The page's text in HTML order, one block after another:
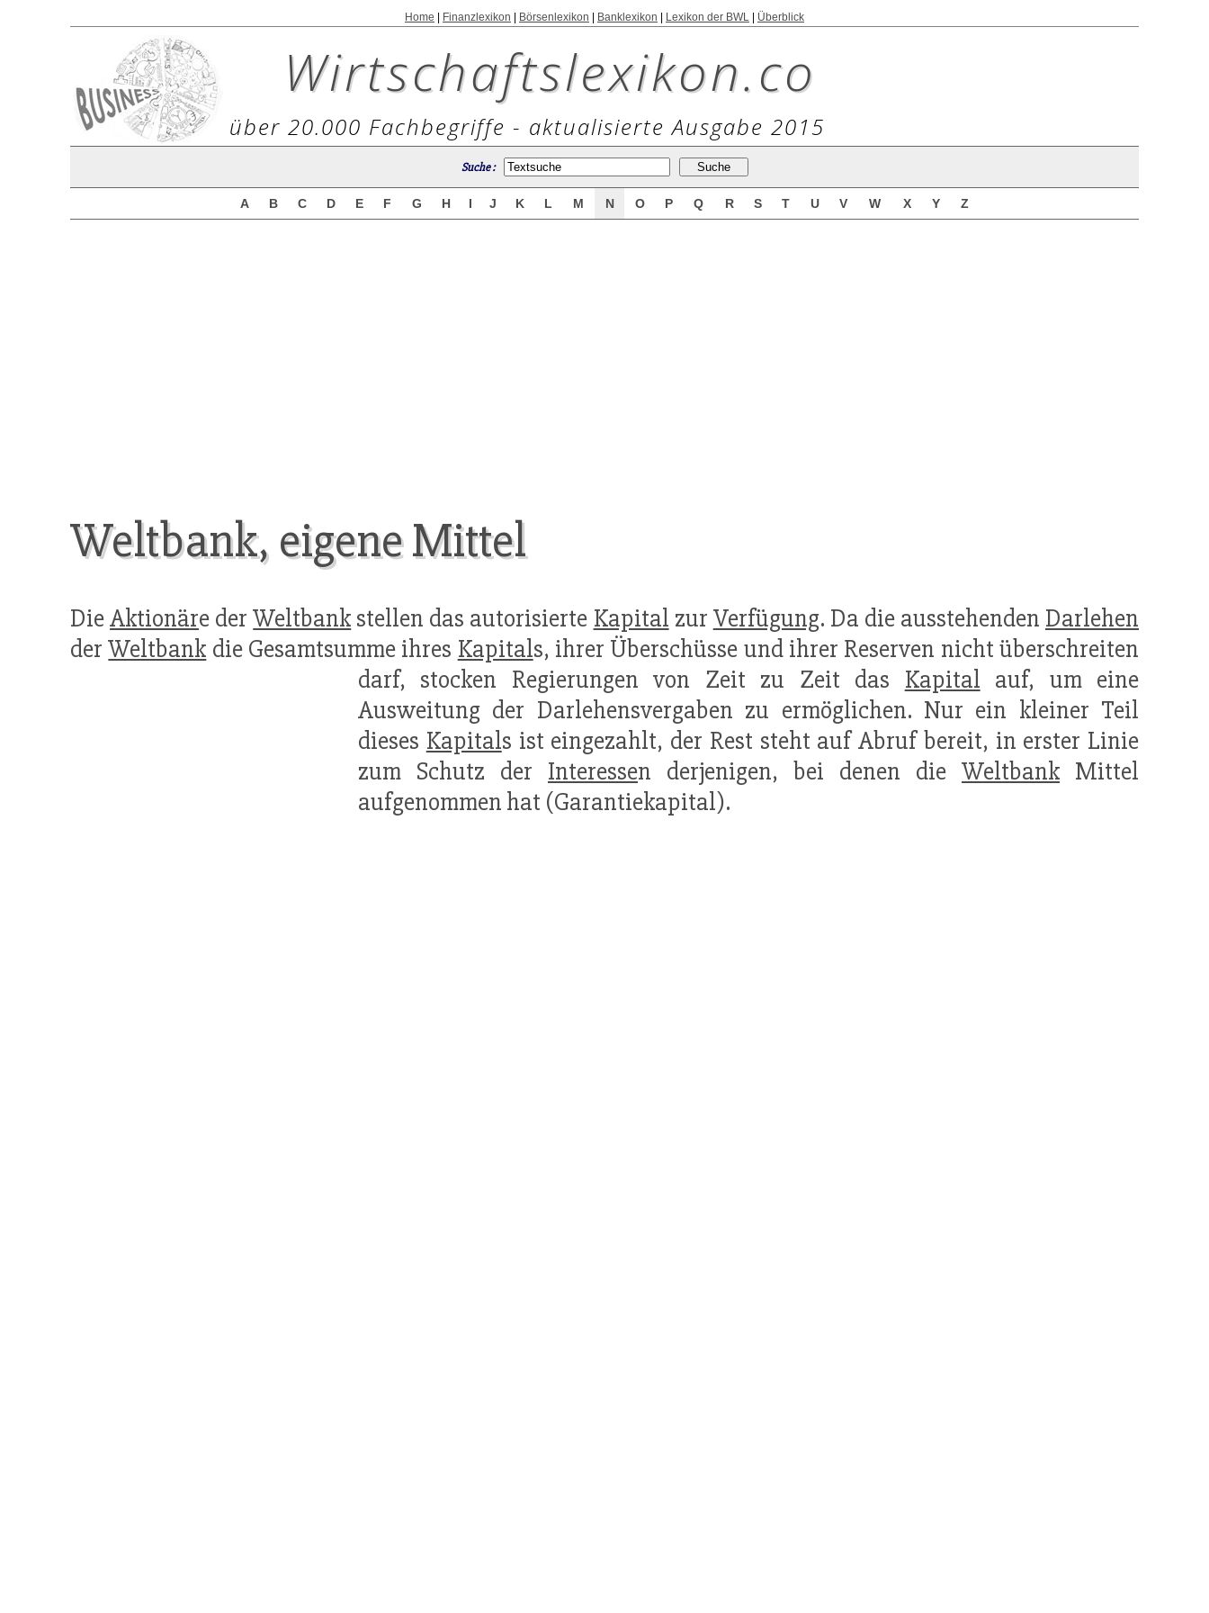
Home Finanzlexikon Börsenlexikon Banklexikon Lexikon der BWL Überblick
Wirtschaftslexikon.co
über 20.000 Fachbegriffe - aktualisierte Ausgabe 2015
Suche :
A B C D E F G H I J K L M N O P Q R S T U V W X Y Z
Weltbank, eigene Mittel
DieAktionäre derWeltbank stellen das autorisierte Kapital zur Verfügung. Da die ausstehenden Darlehen
derWeltbank die Gesamtsumme ihres Kapitals, ihrer Überschüsse und ihrer Reserven nicht überschreiten
darf, stocken Regierungen von Zeit zu Zeit das Kapital auf, um eine
Ausweitung der Darlehensvergaben zu ermöglichen. Nur ein kleiner Teil
dieses Kapitals ist eingezahlt, der Rest steht auf Abruf bereit, in erster Linie
zum Schutz der Interessen derjenigen, bei denen die Weltbank Mittel
aufgenommen hat (Garantiekapital).